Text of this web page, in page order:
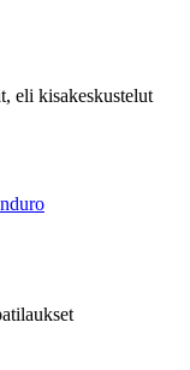
eli kisakeskustelut